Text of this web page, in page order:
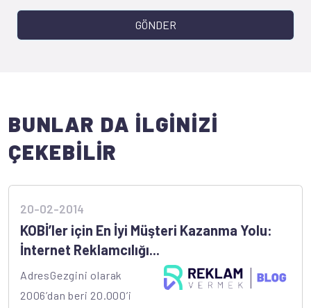
GÖNDER
BUNLAR DA İLGİNİZİ
ÇEKEBİLİR
20-02-2014
KOBİ’ler için En İyi Müşteri Kazanma Yolu:
İnternet Reklamcılığı...
AdresGezgini olarak
2006’dan beri 20.000’i